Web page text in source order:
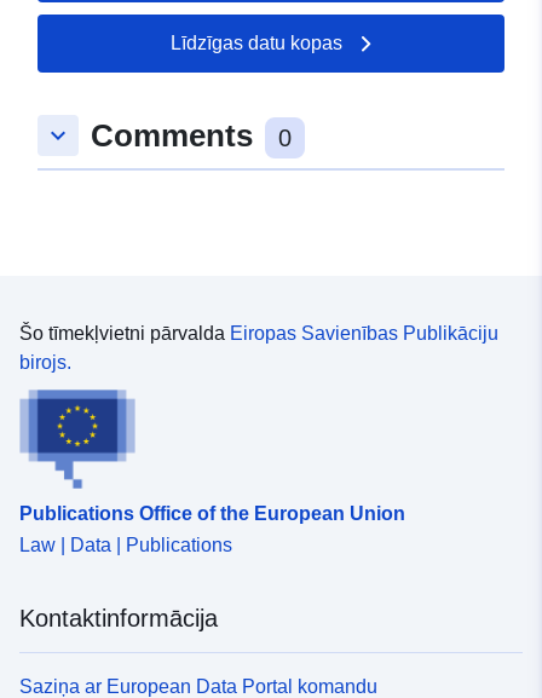
25 July 2026
Ģeogrāfiskā
Koordinātes: [ [ 9.594242,
50.903921 ], [ 9.988631,
50.466964 ], [ 9.594242,
6f2a-d7c4-66ea-763ef23710e7
Līdzīgas datu kopas
keyboard_arrow_down Comments 0
Šo tīmekļvietni pārvalda Eiropas Savienības Publikāciju
birojs.
Publications Office of the European Union
Law | Data | Publications
Kontaktinformācija
Saziņa ar European Data Portal komandu